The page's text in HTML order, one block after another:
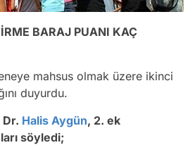
BARAJ PUANI KAÇ
mahsus olmak üzere ikinci
duyurdu.
Dr. Halis Aygün, 2. ek
söyledi;